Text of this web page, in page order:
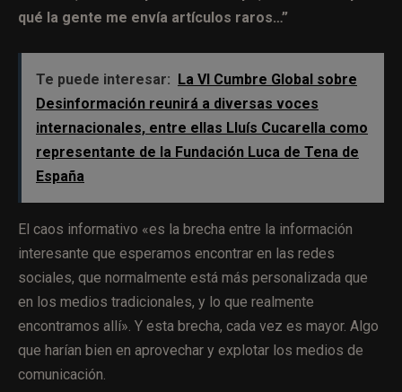
qué la gente me envía artículos raros…”
Te puede interesar:
La VI Cumbre Global sobre
Desinformación reunirá a diversas voces
internacionales, entre ellas Lluís Cucarella como
representante de la Fundación Luca de Tena de
España
El caos informativo «es la brecha entre la información
interesante que esperamos encontrar en las redes
sociales, que normalmente está más personalizada que
en los medios tradicionales, y lo que realmente
encontramos allí». Y esta brecha, cada vez es mayor. Algo
que harían bien en aprovechar y explotar los medios de
comunicación.